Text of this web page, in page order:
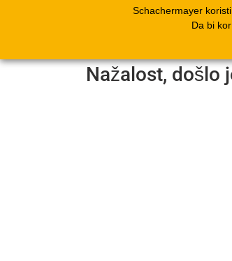
Schachermayer
Da bi
Nažalost, došlo